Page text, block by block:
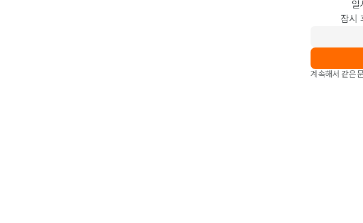
일
잠시
계속해서 같은